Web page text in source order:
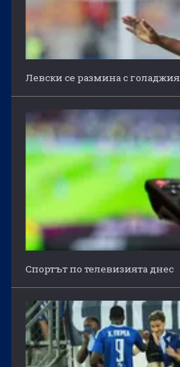
Левски се размина с голаджия
Спортът по телевизията днес